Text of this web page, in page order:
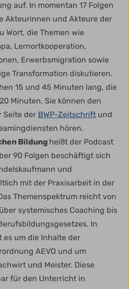
auf. In momentan 17 Folgen
Akteurinnen und Akteure der
Wort, die Themen wie
Lernortkooperation,
Erwerbsmigration sowie
Transformation diskutieren.
15 und 45 Minuten lang, die
Minuten. Sie können den
Seite der BWP-Zeitschrift und
hören.
Bildung heißt der Podcast
90 Folgen beschäftigt sich
und
mit der Praxisarbeit in der
Themenspektrum reicht von
systemisches Coaching bis
In
es um die Inhalte der
AEVO und um
und Meister. Diese
für den Unterricht in